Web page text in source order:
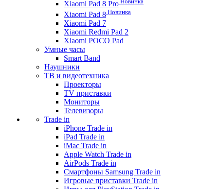
Xiaomi Pad 8 Pro
Xiaomi Pad 8 Новинка
Xiaomi Pad 7
Xiaomi Redmi Pad 2
Xiaomi POCO Pad
Умные часы
Smart Band
Наушники
ТВ и видеотехника
Проекторы
TV приставки
Мониторы
Телевизоры
Trade in
iPhone Trade in
iPad Trade in
iMac Trade in
Apple Watch Trade in
AirPods Trade in
Смартфоны Samsung Trade in
Игровые приставки Trade in